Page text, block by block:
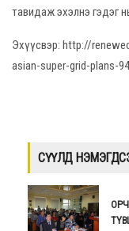
тавидаж эхэлнэ гэдэг
Эхүүсвэр: http://
asian-super-grid-plans-
СҮҮЛД